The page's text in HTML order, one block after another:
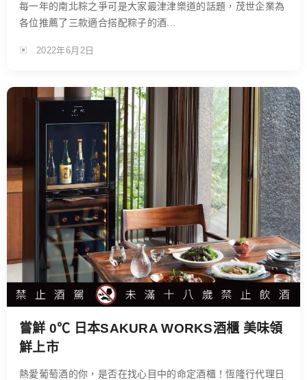
每一年的南北粽之爭可是大家最津津樂道的話題，茂世企業為
各位推薦了三款適合搭配粽子的酒...
2022年6月2日
嘗鮮 0℃ 日本SAKURA WORKS酒櫃 美味領
鮮上市
熱愛葡萄酒的你，是否在找心目中的命定酒櫃！恆隆行代理日